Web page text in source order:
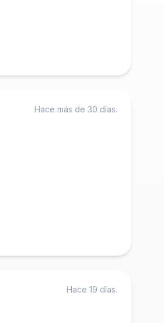
Hace más de 30 días.
Hace 19 días.